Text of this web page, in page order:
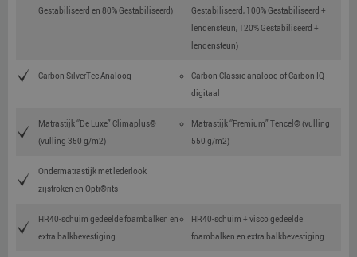
Gestabiliseerd en 80% Gestabiliseerd)
Gestabiliseerd, 100% Gestabiliseerd +
lendensteun, 120% Gestabiliseerd +
lendensteun)
Carbon SilverTec Analoog
Carbon Classic analoog of Carbon IQ
digitaal
Matrastijk ‘’De Luxe” Climaplus©
(vulling 350 g/m2)
Matrastijk ‘’Premium” Tencel© (vulling
550 g/m2)
Ondermatrastijk met lederlook
zijstroken en Opti®rits
HR40-schuim gedeelde foambalken en
extra balkbevestiging
HR40-schuim + visco gedeelde
foambalken en extra balkbevestiging